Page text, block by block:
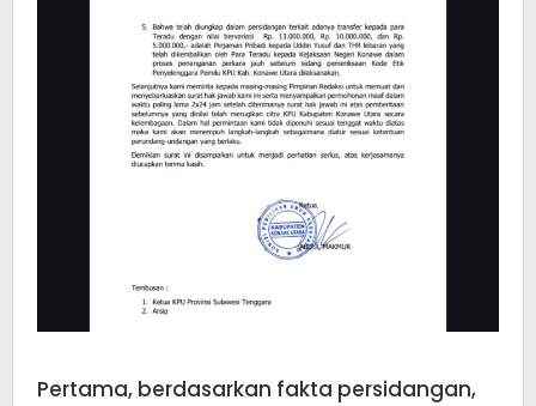
Pertama, berdasarkan fakta persidangan,